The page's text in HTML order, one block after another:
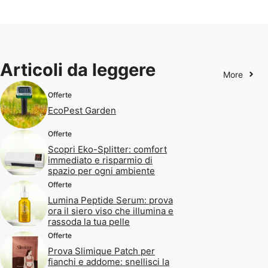
Articoli da leggere More
Offerte
EcoPest Garden
Offerte
Scopri Eko-Splitter: comfort
immediato e risparmio di
spazio per ogni ambiente
Offerte
Lumina Peptide Serum: prova
ora il siero viso che illumina e
rassoda la tua pelle
Offerte
Prova Slimique Patch per
fianchi e addome: snellisci la